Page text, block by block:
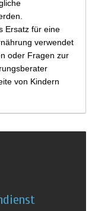
Ersatz für eine
verwendet
oder Fragen zur
von Kindern